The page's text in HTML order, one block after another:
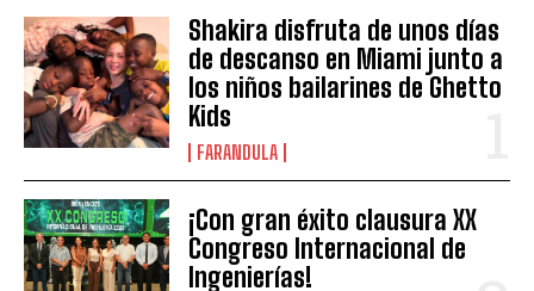
Shakira disfruta de unos días
de descanso en Miami junto a
los niños bailarines de Ghetto
Kids
FARANDULA
¡Con gran éxito clausura XX
Congreso Internacional de
Ingenierías!